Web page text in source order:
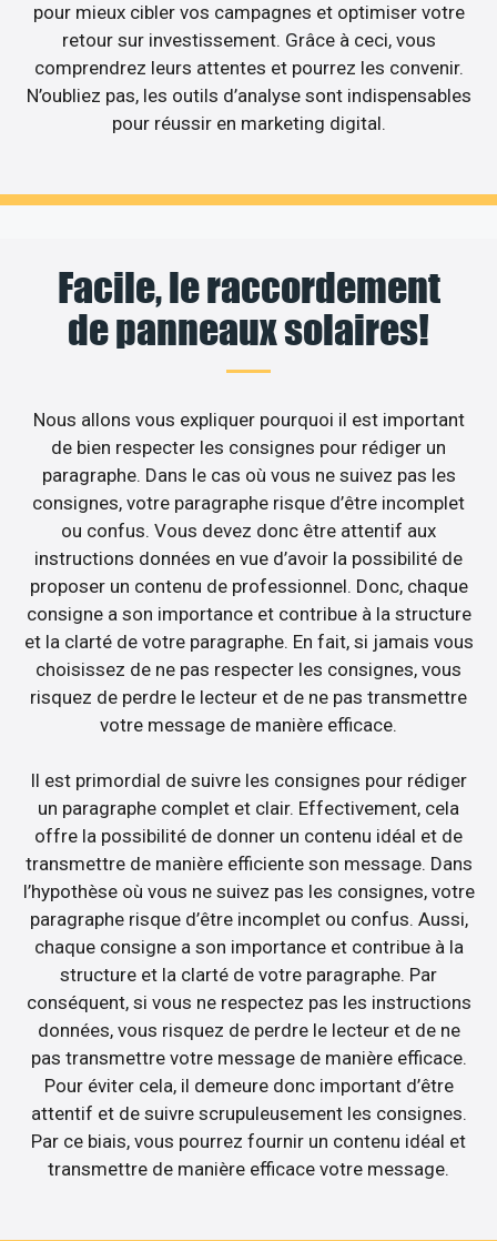
pour mieux cibler vos campagnes et optimiser votre
retour sur investissement. Grâce à ceci, vous
comprendrez leurs attentes et pourrez les convenir.
N’oubliez pas, les outils d’analyse sont indispensables
pour réussir en marketing digital.
Facile, le raccordement
de panneaux solaires!
Nous allons vous expliquer pourquoi il est important
de bien respecter les consignes pour rédiger un
paragraphe. Dans le cas où vous ne suivez pas les
consignes, votre paragraphe risque d’être incomplet
ou confus. Vous devez donc être attentif aux
instructions données en vue d’avoir la possibilité de
proposer un contenu de professionnel. Donc, chaque
consigne a son importance et contribue à la structure
et la clarté de votre paragraphe. En fait, si jamais vous
choisissez de ne pas respecter les consignes, vous
risquez de perdre le lecteur et de ne pas transmettre
votre message de manière efficace.
Il est primordial de suivre les consignes pour rédiger
un paragraphe complet et clair. Effectivement, cela
offre la possibilité de donner un contenu idéal et de
transmettre de manière efficiente son message. Dans
l’hypothèse où vous ne suivez pas les consignes, votre
paragraphe risque d’être incomplet ou confus. Aussi,
chaque consigne a son importance et contribue à la
structure et la clarté de votre paragraphe. Par
conséquent, si vous ne respectez pas les instructions
données, vous risquez de perdre le lecteur et de ne
pas transmettre votre message de manière efficace.
Pour éviter cela, il demeure donc important d’être
attentif et de suivre scrupuleusement les consignes.
Par ce biais, vous pourrez fournir un contenu idéal et
transmettre de manière efficace votre message.